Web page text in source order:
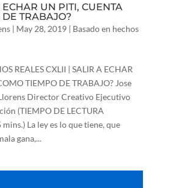
UN PITI, CUENTA
TRABAJO?
| May 28, 2019| Basado en hechos
REALES CXLII | SALIR A ECHAR
TIEMPO DE TRABAJO? Jose
Director Creativo Ejecutivo
(TIEMPO DE LECTURA
La ley es lo que tiene, que
gana,...